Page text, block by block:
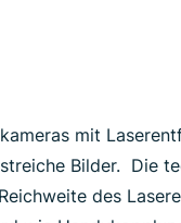
mit
Bilder. Die
des